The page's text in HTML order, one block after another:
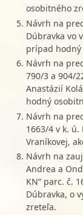
osobitného
Návrh na
Dúbravka vo
prípad
Návrh na
790/3 a 904/
Anastázií
hodný
Návrh na
1663/4 v k. ú.
Vraníkovej,
Návrh na
Andrea a
KN“ parc. č.
Dúbravka, o
zreteľa.